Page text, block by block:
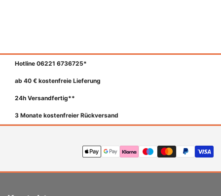
Hotline 06221 6736725*
ab 40 € kostenfreie Lieferung
24h Versandfertig**
3 Monate kostenfreier Rückversand